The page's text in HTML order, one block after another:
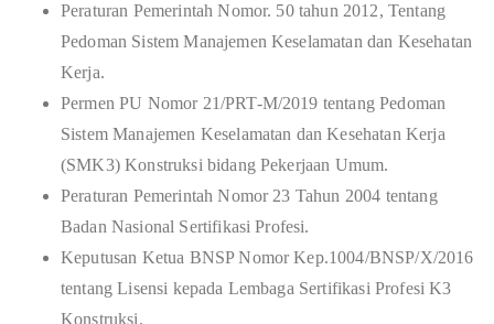
Peraturan Pemerintah Nomor. 50 tahun 2012, Tentang
Pedoman Sistem Manajemen Keselamatan dan Kesehatan
Kerja.
Permen PU Nomor 21/PRT-M/2019 tentang Pedoman
Sistem Manajemen Keselamatan dan Kesehatan Kerja
(SMK3) Konstruksi bidang Pekerjaan Umum.
Peraturan Pemerintah Nomor 23 Tahun 2004 tentang
Badan Nasional Sertifikasi Profesi.
Keputusan Ketua BNSP Nomor Kep.1004/BNSP/X/2016
tentang Lisensi kepada Lembaga Sertifikasi Profesi K3
Konstruksi.